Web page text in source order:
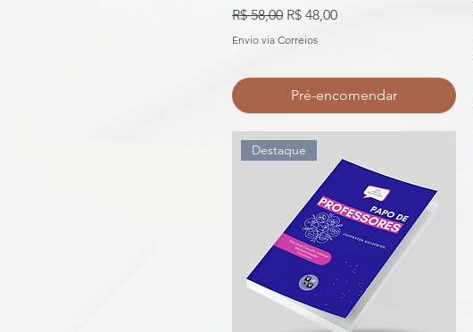
Preço normal
R$ 58,00 Preço promocional
R$ 48,00
Envio via Correios
Pré-encomendar
Destaque